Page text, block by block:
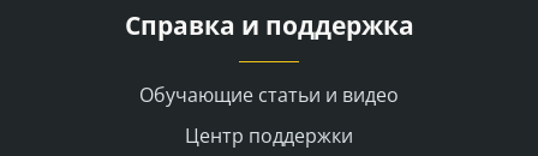
Справка и поддержка
Обучающие статьи и видео
Центр поддержки